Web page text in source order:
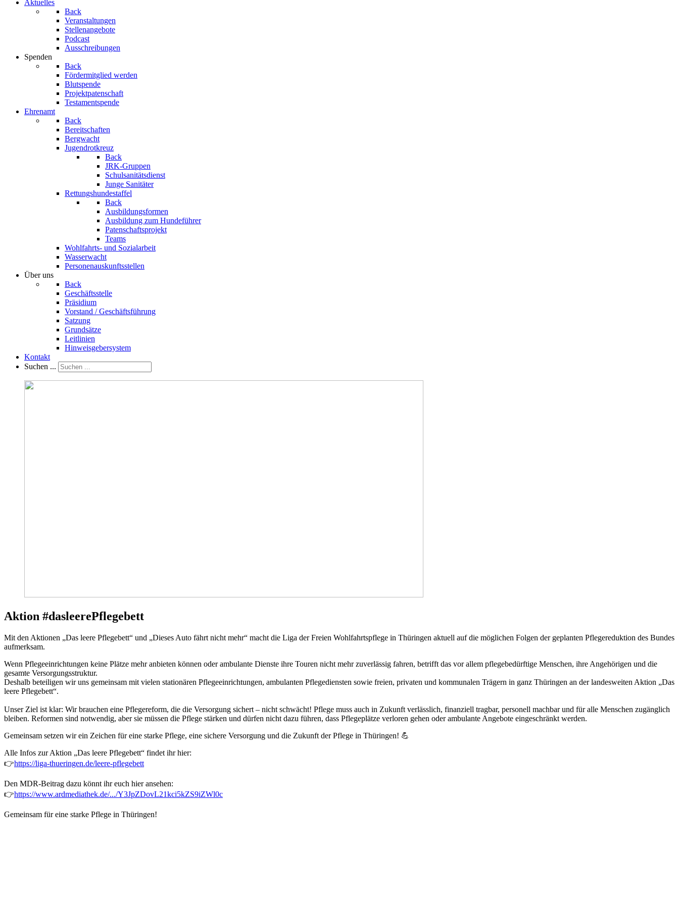
Aktuelles
Back
Veranstaltungen
Stellenangebote
Podcast
Ausschreibungen
Spenden
Back
Fördermitglied werden
Blutspende
Projektpatenschaft
Testamentspende
Ehrenamt
Back
Bereitschaften
Bergwacht
Jugendrotkreuz
Back
JRK-Gruppen
Schulsanitätsdienst
Junge Sanitäter
Rettungshundestaffel
Back
Ausbildungsformen
Ausbildung zum Hundeführer
Patenschaftsprojekt
Teams
Wohlfahrts- und Sozialarbeit
Wasserwacht
Personenauskunftsstellen
Über uns
Back
Geschäftsstelle
Präsidium
Vorstand / Geschäftsführung
Satzung
Grundsätze
Leitlinien
Hinweisgebersystem
Kontakt
Suchen ...
Aktion #dasleerePflegebett
Mit den Aktionen „Das leere Pflegebett“ und „Dieses Auto fährt nicht mehr“ macht die Liga der Freien Wohlfahrtspflege in Thüringen aktuell auf die möglichen Folgen der geplanten Pflegereduktion des Bundes
aufmerksam.
Wenn Pflegeeinrichtungen keine Plätze mehr anbieten können oder ambulante Dienste ihre Touren nicht mehr zuverlässig fahren, betrifft das vor allem pflegebedürftige Menschen, ihre Angehörigen und die
gesamte Versorgungsstruktur.
Deshalb beteiligen wir uns gemeinsam mit vielen stationären Pflegeeinrichtungen, ambulanten Pflegediensten sowie freien, privaten und kommunalen Trägern in ganz Thüringen an der landesweiten Aktion „Das
leere Pflegebett“.
Unser Ziel ist klar: Wir brauchen eine Pflegereform, die die Versorgung sichert – nicht schwächt! Pflege muss auch in Zukunft verlässlich, finanziell tragbar, personell machbar und für alle Menschen zugänglich
bleiben. Reformen sind notwendig, aber sie müssen die Pflege stärken und dürfen nicht dazu führen, dass Pflegeplätze verloren gehen oder ambulante Angebote eingeschränkt werden.
Gemeinsam setzen wir ein Zeichen für eine starke Pflege, eine sichere Versorgung und die Zukunft der Pflege in Thüringen! 💪
Alle Infos zur Aktion „Das leere Pflegebett“ findet ihr hier:
👉https://liga-thueringen.de/leere-pflegebett
Den MDR-Beitrag dazu könnt ihr euch hier ansehen:
👉https://www.ardmediathek.de/.../Y3JpZDovL21kci5kZS9iZWl0c
Gemeinsam für eine starke Pflege in Thüringen!